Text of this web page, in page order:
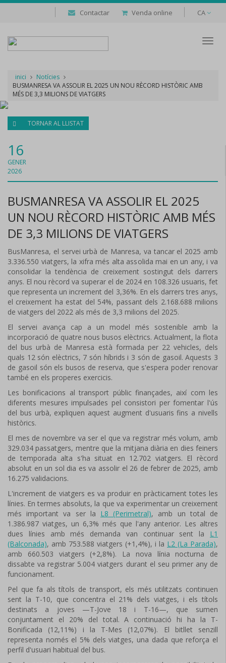
Contactar Venda online CA
inici
Notícies
BUSMANRESA VA ASSOLIR EL 2025 UN NOU RÈCORD HISTÒRIC AMB
MÉS DE 3,3 MILIONS DE VIATGERS
TORNAR AL LLISTAT
16
GENER
2026
BUSMANRESA VA ASSOLIR EL 2025
UN NOU RÈCORD HISTÒRIC AMB MÉS
DE 3,3 MILIONS DE VIATGERS
BusManresa, el servei urbà de Manresa, va tancar el 2025 amb
3.336.550 viatgers, la xifra més alta assolida mai en un any, i va
consolidar la tendència de creixement sostingut dels darrers
anys. El nou rècord va superar el de 2024 en 108.326 usuaris, fet
que representa un increment del 3,36%. En els darrers tres anys,
el creixement ha estat del 54%, passant dels 2.168.688 milions
de viatgers del 2022 als més de 3,3 milions del 2025.
El servei avança cap a un model més sostenible amb la
incorporació de quatre nous busos elèctrics. Actualment, la flota
del bus urbà de Manresa està formada per 22 vehicles, dels
quals 12 són elèctrics, 7 són híbrids i 3 són de gasoil. Aquests 3
de gasoil són els busos de reserva, que s'espera poder renovar
també en els properes exercicis.
Les bonificacions al transport públic finançades, així com les
diferents mesures impulsades pel consistori per fomentar l'ús
del bus urbà, expliquen aquest augment d'usuaris fins a nivells
històrics.
El mes de novembre va ser el que va registrar més volum, amb
329.034 passatgers, mentre que la mitjana diària en dies feiners
de temporada alta s'ha situat en 12.702 viatgers. El rècord
absolut en un sol dia es va assolir el 26 de febrer de 2025, amb
16.275 validacions.
L'increment de viatgers es va produir en pràcticament totes les
línies. En termes absoluts, la que va experimentar un creixement
més important va ser la L8 (Perimetral), amb un total de
1.386.987 viatges, un 6,3% més que l'any anterior. Les altres
dues línies amb més demanda van continuar sent la L1
(Balconada), amb 753.588 viatgers (+1,4%), i la L2 (La Parada),
amb 660.503 viatgers (+2,8%). La nova línia nocturna de
dissabte va registrar 5.004 viatgers durant el seu primer any de
funcionament.
Pel que fa als títols de transport, els més utilitzats continuen
sent la T-10, que concentra el 21% dels viatges, i els títols
destinats a joves —T-Jove 18 i T-16—, que sumen
conjuntament el 20% del total. A continuació hi ha la T-
Bonificada (12,11%) i la T-Mes (12,07%). El bitllet senzill
representa només el 5% dels viatges, una dada que reforça el
perfil d'usuari habitual del bus.